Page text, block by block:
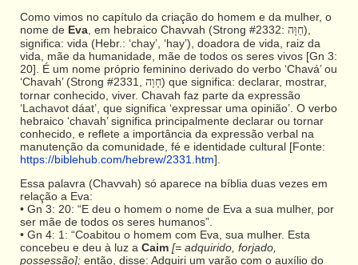
Como vimos no capítulo da criação do homem e da mulher, o
nome de Eva , em hebraico Chavvah (Strong #2332: חַוָּה),
significa: vida (Hebr.: ‘chay’, ‘hay’), doadora de vida, raiz da
vida, mãe da humanidade, mãe de todos os seres vivos [Gn 3:
20]. É um nome próprio feminino derivado do verbo ‘Chavá’ ou
‘Chavah’ (Strong #2331, חָוָה) que significa: declarar, mostrar,
tornar conhecido, viver. Chavah faz parte da expressão
‘Lachavot dáat’, que significa ‘expressar uma opinião’. O verbo
hebraico ‘chavah’ significa principalmente declarar ou tornar
conhecido, e reflete a importância da expressão verbal na
manutenção da comunidade, fé e identidade cultural [Fonte:
https://biblehub.com/hebrew/2331.htm].
Essa palavra (Chavvah) só aparece na bíblia duas vezes em
relação a Eva:
• Gn 3: 20: “E deu o homem o nome de Eva a sua mulher, por
ser mãe de todos os seres humanos”.
• Gn 4: 1: “Coabitou o homem com Eva, sua mulher. Esta
concebeu e deu à luz a Caim [= adquirido, forjado,
possessão]; então, disse: Adquiri um varão com o auxílio do